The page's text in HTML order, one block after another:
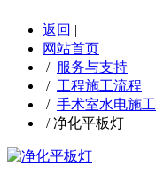
返回 |
网站首页
/ 服务与支持
/ 工程施工流程
/ 手术室水电施工
/净化平板灯